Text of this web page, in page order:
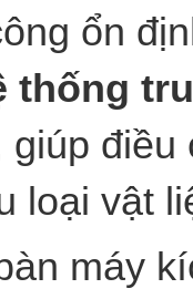
ổn
thống
giúp
loại vật
máy